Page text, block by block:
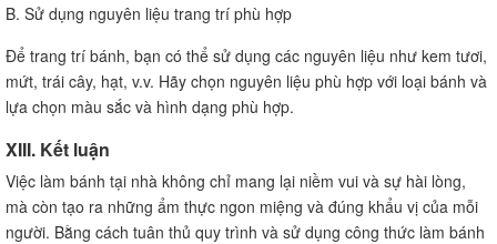
B. Sử dụng nguyên liệu trang trí phù hợp
Để trang trí bánh, bạn có thể sử dụng các nguyên liệu như kem tươi,
mứt, trái cây, hạt, v.v. Hãy chọn nguyên liệu phù hợp với loại bánh và
lựa chọn màu sắc và hình dạng phù hợp.
XIII. Kết luận
Việc làm bánh tại nhà không chỉ mang lại niềm vui và sự hài lòng,
mà còn tạo ra những ẩm thực ngon miệng và đúng khẩu vị của mỗi
người. Bằng cách tuân thủ quy trình và sử dụng công thức làm bánh